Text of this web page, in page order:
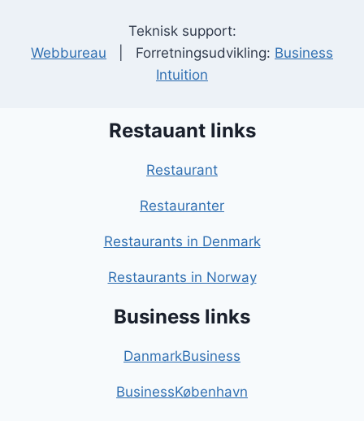
Teknisk support:
Webbureau | Forretningsudvikling: Business
Intuition
Restauant links
Restaurant
Restauranter
Restaurants in Denmark
Restaurants in Norway
Business links
DanmarkBusiness
BusinessKøbenhavn